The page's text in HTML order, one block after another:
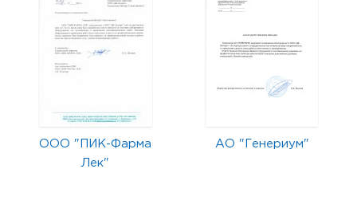
ООО "ПИК-Фарма
Лек"
АО "Генериум"